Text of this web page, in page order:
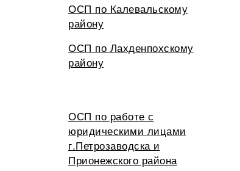
ОСП по Калевальскому
району
ОСП по Лахденпохскому
району
ОСП по работе с
юридическими лицами
г.Петрозаводска и
Прионежского района